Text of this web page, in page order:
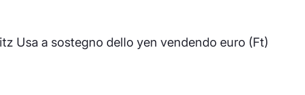
Usa a sostegno dello yen vendendo euro (Ft)